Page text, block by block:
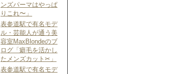
ンズパーマはやっぱ
りこれ〜」
表参道駅で有名モデ
ル・芸能人が通う美
容室MaxBlondeのブ
ログ「癖毛を活かし
たメンズカット✂︎」
表参道駅で有名モデ